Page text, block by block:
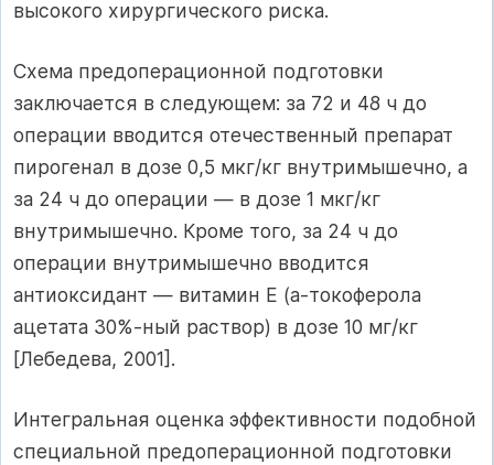
высокого хирургического риска.
Схема предоперационной подготовки
заключается в следующем: за 72 и 48 ч до
операции вводится отечественный препарат
пирогенал в дозе 0,5 мкг/кг внутримышечно, а
за 24 ч до операции — в дозе 1 мкг/кг
внутримышечно. Кроме того, за 24 ч до
операции внутримышечно вводится
антиоксидант — витамин Е (а-токоферола
ацетата 30%-ный раствор) в дозе 10 мг/кг
[Лебедева, 2001].
Интегральная оценка эффективности подобной
специальной предоперационной подготовки